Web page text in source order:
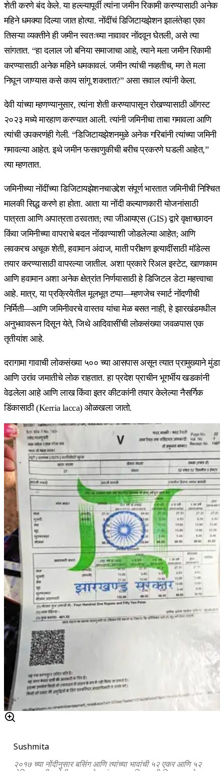
शेती करणे बंद केले. या हल्ल्यापूर्वी त्यांना जमीन रिकामी करण्यासाठी अनेक
महिने धमक्या दिल्या जात होत्या. नोंदींचं डिजिटायझेशन झालंतेव्हा एका
तिसऱ्या व्यक्तीने ही जमीन स्वतःच्या नावावर नोंदवून घेतली, असे त्या
सांगतात. “हा दलाल जो बनिया समाजाचा आहे, त्याने मला जमीन रिकामी
करण्यासाठी अनेक महिने धमकावलं. जमीन त्यांची नव्हतीच, मग ते मला
निघून जाण्यास कसे काय सांगू शकतात?” असा सवाल त्यांनी केला.
देवी यांच्या म्हणण्यानुसार, त्यांना शेती करण्यापासून रोखण्यासाठी ऑगस्ट
२०२३ मध्ये मारहाण करण्यात आली. त्यांनी जमिनीचा ताबा गमावला आणि
त्यांची उपकरणंही गेली. “डिजिटायझेशनमुळे अनेक गरिबांनी त्यांच्या जमिनी
गमावल्या आहेत. इथे जमीन फसवणुकीची बरीच प्रकरणे घडली आहेत,”
त्या म्हणतात.
जमिनीच्या नोंदींच्या डिजिटायझेशनचाउद्देश संपूर्ण भारतात जमिनीची निश्चित
मालकी सिद्ध करणे हा होता. आता या नोंदी कल्याणकारी योजनांसाठी
पात्रता आणि अपात्रता ठरवतात; त्या जीआयएस (GIS) द्वारे वृक्षाच्छादन
किंवा जमिनीच्या वापराचे बदल नोंदवण्याशी जोडलेल्या आहेत; आणि
लवकरच अचूक शेती, हवामान अंदाज, माती परीक्षण इत्यादींसाठी मॉडेल्स
तयार करण्यासाठी वापरल्या जातील. अशा प्रकारे रिअल इस्टेट, खाणकाम
आणि हवामान अशा अनेक क्षेत्रांत निर्णयासाठी हे डिजिटल डेटा महत्त्वाचा
आहे. मात्र, या प्रक्रियेतील मूलभूत टप्पा—म्हणजेच स्मार्ट नोंदणीची
निर्मिती—आणि जमिनीवरचे वास्तव यांचा मेळ बसत नाही, हे झारखंडमधील
अनुभवावरून दिसून येते, जिथे आदिवासींची लोकसंख्या जवळपास एक
तृतीयांश आहे.
दरागामा गावाची लोकसंख्या ५०० च्या आसपास असून त्यात प्रामुख्याने मुंडा
आणि उरांव जमातीचे लोक राहतात. हा प्रदेश प्राचीन भूगर्भीय खडकांनी
वेढलेला आहे आणि लाख किंवा इतर कीटकांनी तयार केलेल्या नैसर्गिक
डिंकासाठी (Kerria lacca) ओळखला जातो.
Sushmita
२०१७ च्या नोंदीनुसार बसिंग आणि त्यांच्या भावांची ५२ एकर आणि ५२